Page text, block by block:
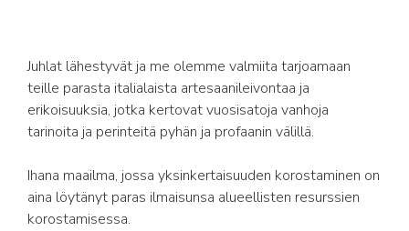
Juhlat lähestyvät ja me olemme valmiita tarjoamaan
teille parasta italialaista artesaanileivontaa ja
erikoisuuksia, jotka kertovat vuosisatoja vanhoja
tarinoita ja perinteitä pyhän ja profaanin välillä.
Ihana maailma, jossa yksinkertaisuuden korostaminen on
aina löytänyt paras ilmaisunsa alueellisten resurssien
korostamisessa.